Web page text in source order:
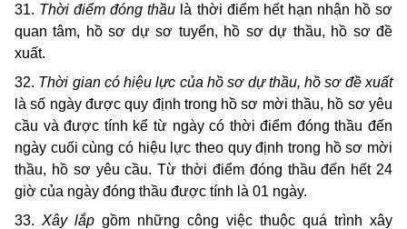
31. Thời điểm đóng thầu là thời điểm hết hạn nhận hồ sơ
quan tâm, hồ sơ dự sơ tuyển, hồ sơ dự thầu, hồ sơ đề
xuất.
32. Thời gian có hiệu lực của hồ sơ dự thầu, hồ sơ đề xuất
là số ngày được quy định trong hồ sơ mời thầu, hồ sơ yêu
cầu và được tính kể từ ngày có thời điểm đóng thầu đến
ngày cuối cùng có hiệu lực theo quy định trong hồ sơ mời
thầu, hồ sơ yêu cầu. Từ thời điểm đóng thầu đến hết 24
giờ của ngày đóng thầu được tính là 01 ngày.
33. Xây lắp gồm những công việc thuộc quá trình xây